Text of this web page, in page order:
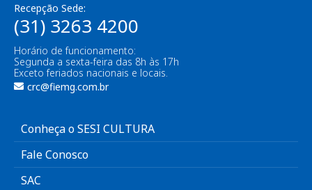
Recepção Sede:
(31) 3263 4200
Horário de funcionamento:
Segunda a sexta-feira das 8h às 17h
Exceto feriados nacionais e locais.
crc@fiemg.com.br
Conheça o SESI CULTURA
Fale Conosco
SAC